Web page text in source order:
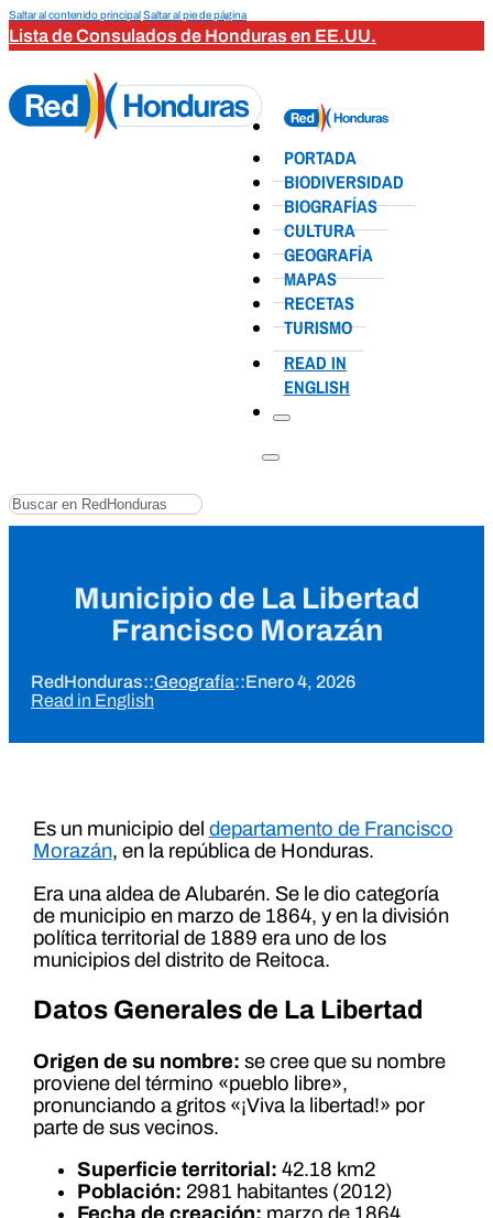
Saltar al contenido principalSaltar al pie de página
Lista de Consulados de Honduras en EE.UU.
PORTADA
BIODIVERSIDAD
BIOGRAFÍAS
CULTURA
GEOGRAFÍA
MAPAS
RECETAS
TURISMO
READ IN
ENGLISH
Buscar
Municipio de La Libertad
Francisco Morazán
RedHonduras::Geografía::Enero 4, 2026
Read in English
Es un municipio del departamento de Francisco
Morazán, en la república de Honduras.
Era una aldea de Alubarén. Se le dio categoría
de municipio en marzo de 1864, y en la división
política territorial de 1889 era uno de los
municipios del distrito de Reitoca.
Datos Generales de La Libertad
Origen de su nombre: se cree que su nombre
proviene del término «pueblo libre»,
pronunciando a gritos «¡Viva la libertad!» por
parte de sus vecinos.
Superficie territorial: 42.18 km2
Población: 2981 habitantes (2012)